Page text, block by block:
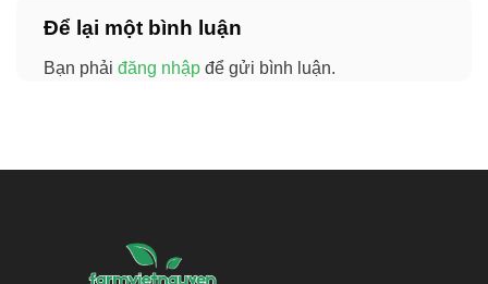
Để lại một bình luận
Bạn phải đăng nhập để gửi bình luận.